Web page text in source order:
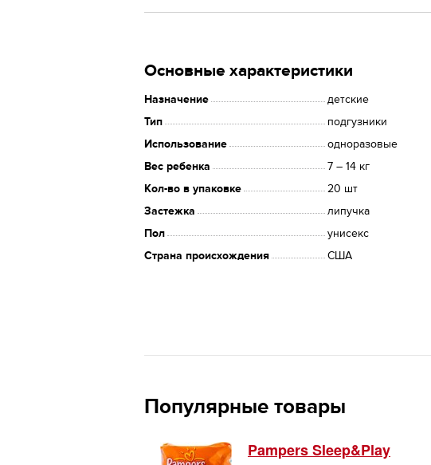
Основные характеристики
Назначение
детские
Тип
подгузники
Использование
одноразовые
Вес ребенка
7 – 14 кг
Кол-во в упаковке
20 шт
Застежка
липучка
Пол
унисекс
Страна происхождения
США
Популярные товары
Pampers Sleep&Play